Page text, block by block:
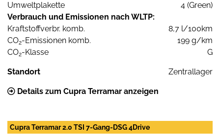
Umweltplakette
4 (Green)
Verbrauch und Emissionen nach WLTP:
Kraftstoffverbr. komb.
8,7 l/100km
CO2-Emissionen komb.
199 g/km
CO2-Klasse G
Standort Zentrallager
Details zum Cupra Terramar anzeigen
Cupra Terramar 2.0 TSI 7-Gang-DSG 4Drive